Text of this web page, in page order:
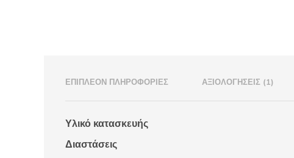
ΕΠΙΠΛΈΟΝ ΠΛΗΡΟΦΟΡΊΕΣ ΑΞΙΟΛΟΓΉΣΕΙΣ (1)
Υλικό κατασκευής
Διαστάσεις